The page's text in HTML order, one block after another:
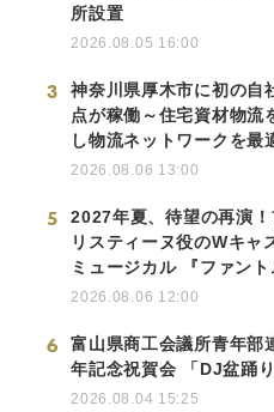
所設置
2026.08.05 16:00
3
神奈川県厚木市に初の自
点が稼働～住宅資材物流
し物流ネットワークを最
2026.08.06 13:00
5
2027年夏、待望の再演！
リスティーヌ役のWキャ
ミュージカル 『ファント
2026.08.06 12:00
6
富山県商工会議所青年部
年記念祝賀会 「DJ盆踊
2026.08.04 15:25